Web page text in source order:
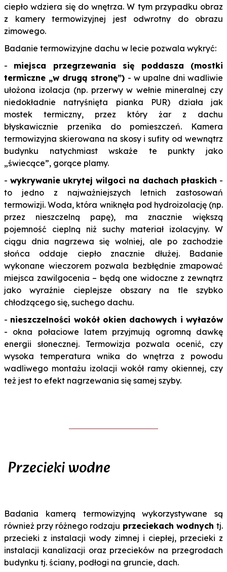
ciepło wdziera się do wnętrza. W tym przypadku obraz
z kamery termowizyjnej jest odwrotny do obrazu
zimowego.
Badanie termowizyjne dachu w lecie pozwala wykryć:
- miejsca przegrzewania się poddasza (mostki
termiczne „w drugą stronę”) - w upalne dni wadliwie
ułożona izolacja (np. przerwy w wełnie mineralnej czy
niedokładnie natryśnięta pianka PUR) działa jak
mostek termiczny, przez który żar z dachu
błyskawicznie przenika do pomieszczeń. Kamera
termowizyjna skierowana na skosy i sufity od wewnątrz
budynku natychmiast wskaże te punkty jako
„świecące”, gorące plamy.
- wykrywanie ukrytej wilgoci na dachach płaskich -
to jedno z najważniejszych letnich zastosowań
termowizji. Woda, która wniknęła pod hydroizolację (np.
przez nieszczelną papę), ma znacznie większą
pojemność cieplną niż suchy materiał izolacyjny. W
ciągu dnia nagrzewa się wolniej, ale po zachodzie
słońca oddaje ciepło znacznie dłużej. Badanie
wykonane wieczorem pozwala bezbłędnie zmapować
miejsca zawilgocenia – będą one widoczne z zewnątrz
jako wyraźnie cieplejsze obszary na tle szybko
chłodzącego się, suchego dachu.
- nieszczelności wokół okien dachowych i wyłazów
- okna połaciowe latem przyjmują ogromną dawkę
energii słonecznej. Termowizja pozwala ocenić, czy
wysoka temperatura wnika do wnętrza z powodu
wadliwego montażu izolacji wokół ramy okiennej, czy
też jest to efekt nagrzewania się samej szyby.
Przecieki wodne
Badania kamerą termowizyjną wykorzystywane są
również przy różnego rodzaju przeciekach wodnych tj.
przecieki z instalacji wody zimnej i ciepłej, przecieki z
instalacji kanalizacji oraz przecieków na przegrodach
budynku tj. ściany, podłogi na gruncie, dach.